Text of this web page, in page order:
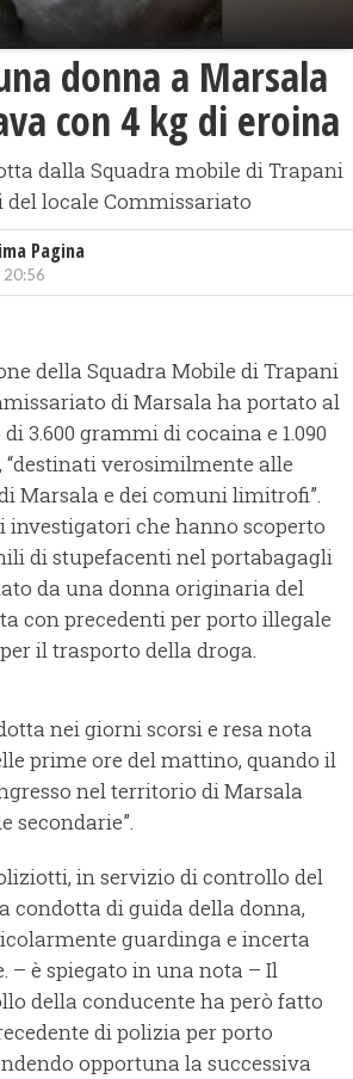
donna a Marsala
con 4 kg di eroina
dalla Squadra mobile di Trapani
del locale Commissariato
Pagina
20:56
della Squadra Mobile di Trapani
di Marsala ha portato al
3.600 grammi di cocaina e 1.090
verosimilmente alle
Marsala e dei comuni limitrofi”.
investigatori che hanno scoperto
di stupefacenti nel portabagagli
da una donna originaria del
con precedenti per porto illegale
il trasporto della droga.
nei giorni scorsi e resa nota
prime ore del mattino, quando il
nel territorio di Marsala
secondarie”.
in servizio di controllo del
condotta di guida della donna,
guardinga e incerta
– è spiegato in una nota – Il
della conducente ha però fatto
di polizia per porto
opportuna la successiva